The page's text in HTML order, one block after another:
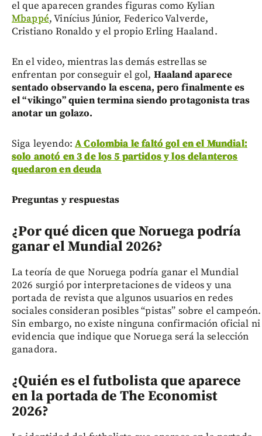
el que aparecen grandes figuras como Kylian
Mbappé, Vinícius Júnior, Federico Valverde,
Cristiano Ronaldo y el propio Erling Haaland.
En el video, mientras las demás estrellas se
enfrentan por conseguir el gol, Haaland aparece
sentado observando la escena, pero finalmente es
el “vikingo” quien termina siendo protagonista tras
anotar un golazo.
Siga leyendo:A Colombia le faltó gol en el Mundial:
solo anotó en 3 de los 5 partidos y los delanteros
quedaron en deuda
Preguntas y respuestas
¿Por qué dicen que Noruega podría
ganar el Mundial 2026?
La teoría de que Noruega podría ganar el Mundial
2026 surgió por interpretaciones de videos y una
portada de revista que algunos usuarios en redes
sociales consideran posibles “pistas” sobre el campeón.
Sin embargo, no existe ninguna confirmación oficial ni
evidencia que indique que Noruega será la selección
ganadora.
¿Quién es el futbolista que aparece
en la portada de The Economist
2026?